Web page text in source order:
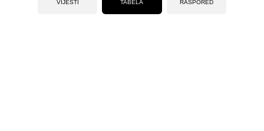
VIJESTI TABELA RASPORED